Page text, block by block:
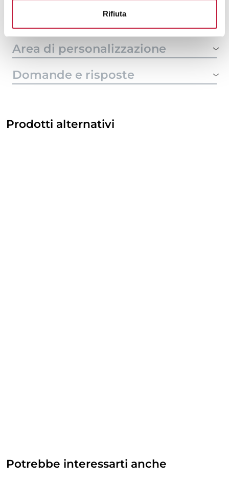
Rifiuta
Area di personalizzazione
Domande e risposte
Prodotti alternativi
Potrebbe interessarti anche